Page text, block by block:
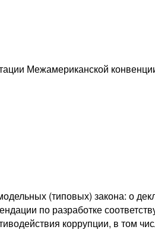
Межамериканской
(типовых) закона: о
по разработке
коррупции, в том